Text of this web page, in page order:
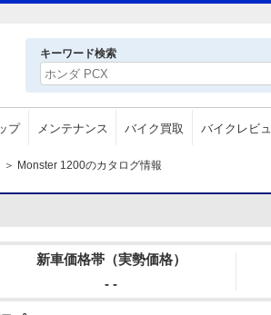
キーワード検索
プ メンテナンス バイク買取 バイクレビ
＞ Monster 1200のカタログ情報
新車価格帯（実勢価格）
- -